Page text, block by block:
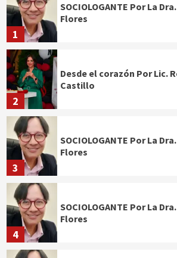
1
SOCIOLOGANTE Por La
Flores
2
Desde el corazón Por Lic.
Castillo
3
SOCIOLOGANTE Por La
Flores
4
SOCIOLOGANTE Por La
Flores